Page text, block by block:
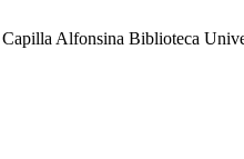
Alfonsina Biblioteca